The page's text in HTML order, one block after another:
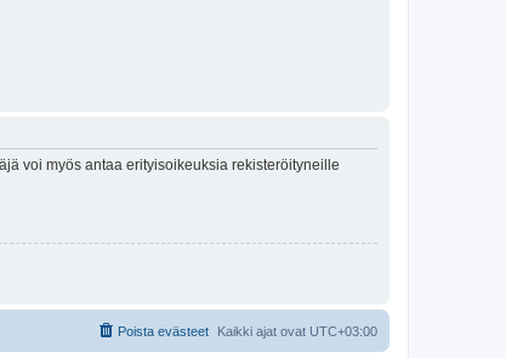
voi myös antaa erityisoikeuksia rekisteröityneille
Kaikki ajat ovat UTC+03:00
Poista evästeet